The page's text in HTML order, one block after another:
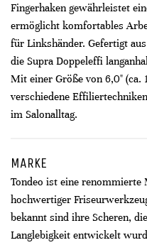
Fingerhaken gewährleistet
ermöglicht komfortables
für Linkshänder. Gefertigt
die Supra Doppeleffi
Mit einer Größe von 6,0" (ca.
verschiedene
im Salonalltag.
MARKE
Tondeo ist eine
hochwertiger
bekannt sind ihre Scheren,
Langlebigkeit entwickelt